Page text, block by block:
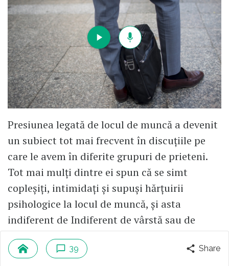
Presiunea legată de locul de muncă a devenit
un subiect tot mai frecvent în discuțiile pe
care le avem în diferite grupuri de prieteni.
Tot mai mulți dintre ei spun că se simt
copleșiți, intimidați și supuși hărțuirii
psihologice la locul de muncă, și asta
indiferent de Indiferent de vârstă sau de
poziția managerială. foto Getty Images
Citește mai mult
39 Share